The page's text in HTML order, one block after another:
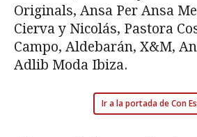
Originals, Ansa Per Ansa
Cierva y Nicolás, Pastora
Campo, Aldebarán, X&M,
Adlib Moda Ibiza.
Ir a la portada de Con